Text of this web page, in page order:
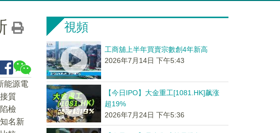
能源電
質
檢
名新
視頻
工商舖上半年買賣宗數創4年新高
2026年7月14日 下午5:43
【今日IPO】大金重工[1081.HK]飙涨
超19%
2026年7月24日 下午5:36